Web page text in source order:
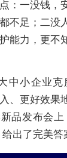
：一没钱，
不足；二没
能力，更不
小企业克
、更好效果
品发布会
出了完美答